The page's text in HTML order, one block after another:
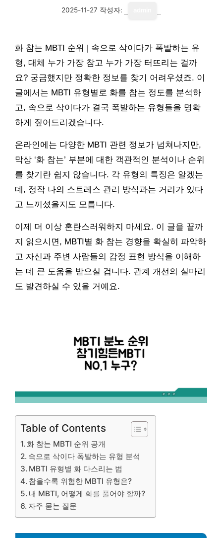
2025-11-27 작성자:
화 참는 MBTI 순위 | 속으로 삭이다가 폭발하는 유
형, 대체 누가 가장 참고 누가 가장 터뜨리는 걸까
요? 궁금했지만 정확한 정보를 찾기 어려우셨죠. 이
글에서는 MBTI 유형별로 화를 참는 정도를 분석하
고, 속으로 삭이다가 결국 폭발하는 유형들을 명확
하게 짚어드리겠습니다.
온라인에는 다양한 MBTI 관련 정보가 넘쳐나지만,
막상 ‘화 참는’ 부분에 대한 객관적인 분석이나 순위
를 찾기란 쉽지 않습니다. 각 유형의 특징은 알겠는
데, 정작 나의 스트레스 관리 방식과는 거리가 있다
고 느끼셨을지도 모릅니다.
이제 더 이상 혼란스러워하지 마세요. 이 글을 끝까
지 읽으시면, MBTI별 화 참는 경향을 확실히 파악하
고 자신과 주변 사람들의 감정 표현 방식을 이해하
는 데 큰 도움을 받으실 겁니다. 관계 개선의 실마리
도 발견하실 수 있을 거예요.
Table of Contents
화 참는 MBTI 순위 공개
속으로 삭이다 폭발하는 유형 분석
MBTI 유형별 화 다스리는 법
참을수록 위험한 MBTI 유형은?
내 MBTI, 어떻게 화를 풀어야 할까?
자주 묻는 질문